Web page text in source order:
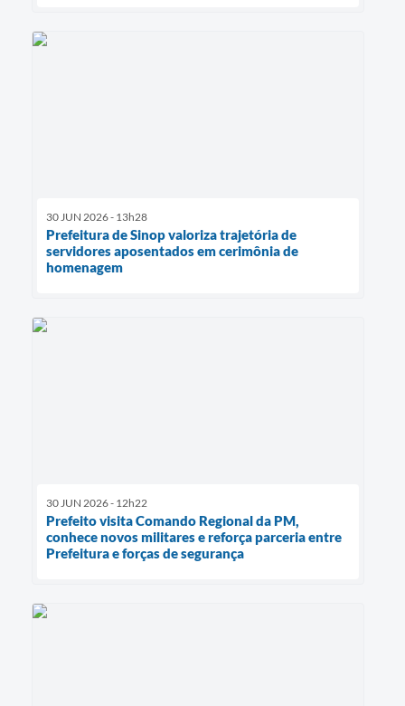
30 JUN 2026 - 13h28
Prefeitura de Sinop valoriza trajetória de
servidores aposentados em cerimônia de
homenagem
30 JUN 2026 - 12h22
Prefeito visita Comando Regional da PM,
conhece novos militares e reforça parceria entre
Prefeitura e forças de segurança